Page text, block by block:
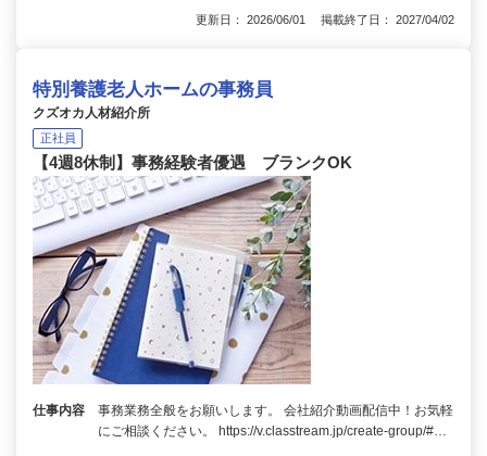
更新日： 2026/06/01 掲載終了日： 2027/04/02
特別養護老人ホームの事務員
クズオカ人材紹介所
正社員
【4週8休制】事務経験者優遇 ブランクOK
仕事内容
事務業務全般をお願いします。 会社紹介動画配信中！お気軽
にご相談ください。 https://v.classtream.jp/create-group/#…